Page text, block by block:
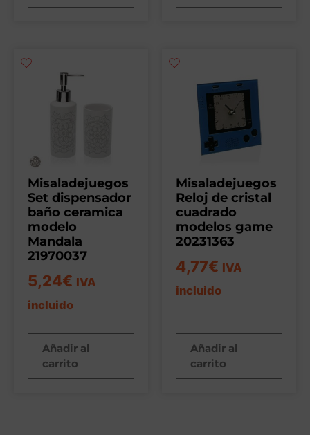
Misaladejuegos
Set dispensador
baño ceramica
modelo
Mandala
21970037
5,24€ IVA
incluido
Añadir al
carrito
Misaladejuegos
Reloj de cristal
cuadrado
modelos game
20231363
4,77€ IVA
incluido
Añadir al
carrito